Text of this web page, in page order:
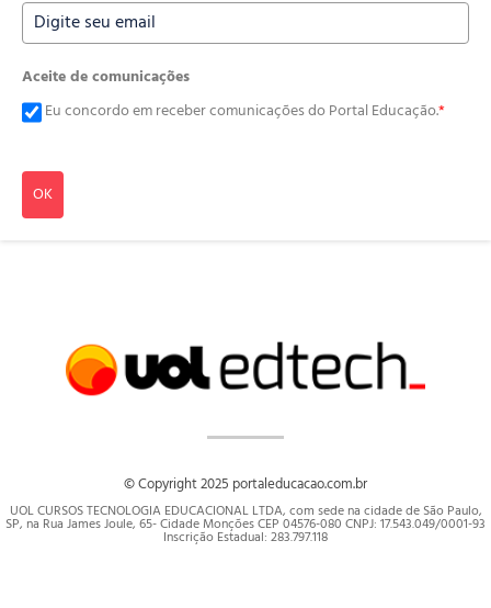
Aceite de comunicações
Eu concordo em receber comunicações do Portal Educação.*
OK
© Copyright 2025 portaleducacao.com.br
UOL CURSOS TECNOLOGIA EDUCACIONAL LTDA, com sede na cidade de São Paulo,
SP, na Rua James Joule, 65- Cidade Monções CEP 04576-080 CNPJ: 17.543.049/0001-93
Inscrição Estadual: 283.797.118